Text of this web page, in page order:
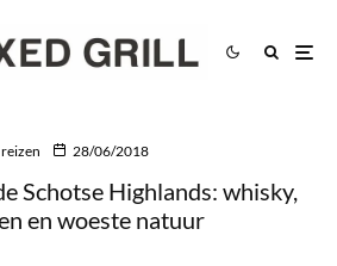
reizen 28/06/2018
Schotse Highlands: whisky,
en woeste natuur